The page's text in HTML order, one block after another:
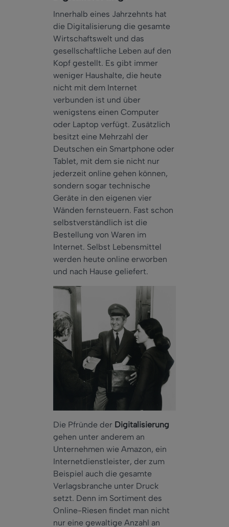
Innerhalb eines Jahrzehnts hat
die Digitalisierung die gesamte
Wirtschaftswelt und das
gesellschaftliche Leben auf den
Kopf gestellt. Es gibt immer
weniger Haushalte, die heute
nicht mit dem Internet
verbunden ist und über
wenigstens einen Computer
oder Laptop verfügt. Zusätzlich
besitzt eine Mehrzahl der
Deutschen ein Smartphone oder
Tablet, mit dem sie nicht nur
jederzeit online gehen können,
sondern sogar technische
Geräte in den eigenen vier
Wänden fernsteuern. Fast schon
selbstverständlich ist die
Bestellung von Waren im
Internet. Selbst Lebensmittel
werden heute online erworben
und nach Hause geliefert.
Die Pfründe der Digitalisierung
gehen unter anderem an
Unternehmen wie Amazon, ein
Internetdienstleister, der zum
Beispiel auch die gesamte
Verlagsbranche unter Druck
setzt. Denn im Sortiment des
Online-Riesen findet man nicht
nur eine gewaltige Anzahl an